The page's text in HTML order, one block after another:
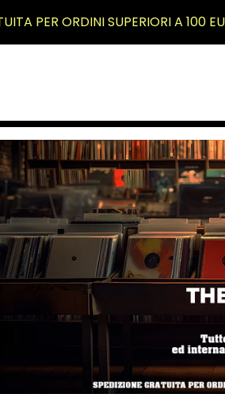
PER ORDINI SUPERIORI A 100